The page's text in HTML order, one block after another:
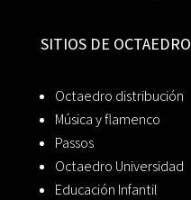
SITIOS DE OCTAEDRO
Octaedro distribución
Música y flamenco
Passos
Octaedro Universidad
Educación Infantil